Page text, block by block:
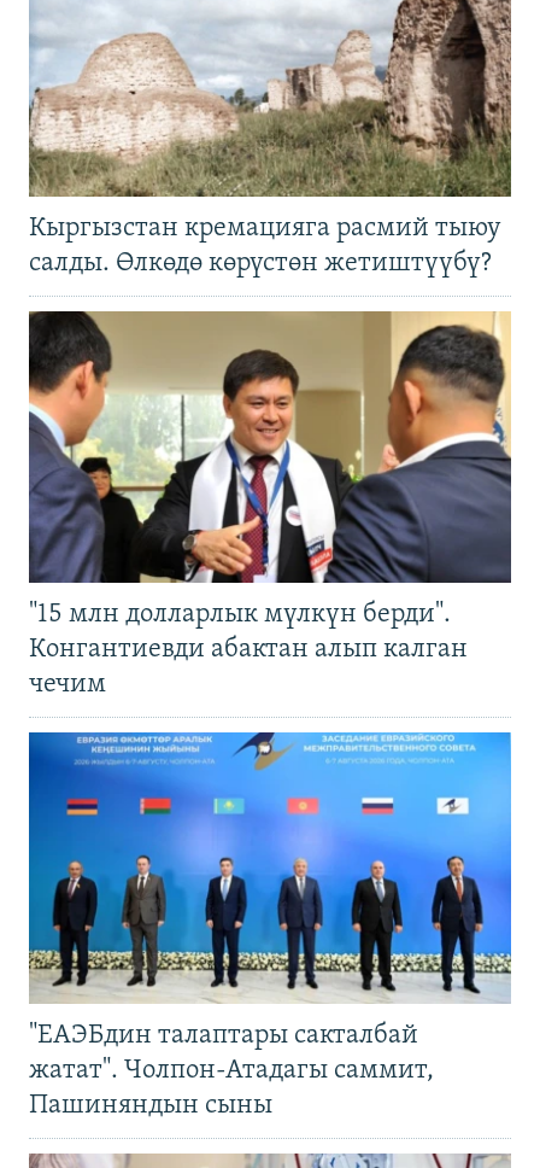
Кыргызстан кремацияга расмий тыюу
салды. Өлкөдө көрүстөн жетиштүүбү?
"15 млн долларлык мүлкүн берди".
Конгантиевди абактан алып калган
чечим
"ЕАЭБдин талаптары сакталбай
жатат". Чолпон-Атадагы саммит,
Пашиняндын сыны